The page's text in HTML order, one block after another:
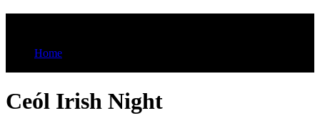
Home
Ceól Irish Night